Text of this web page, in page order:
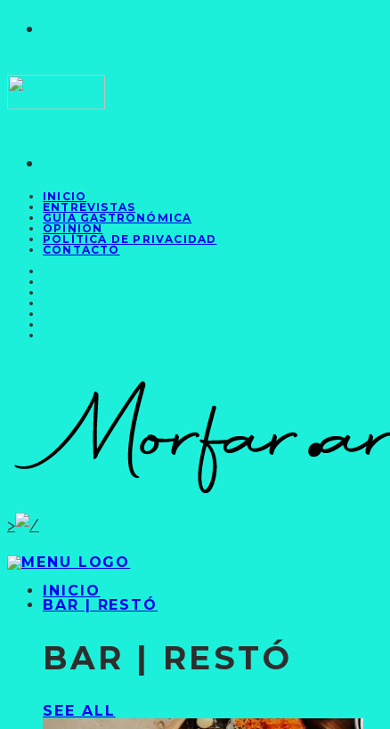
INICIO
ENTREVISTAS
GUÍA GASTRONÓMICA
OPINIÓN
POLÍTICA DE PRIVACIDAD
CONTACTO
>
INICIO
BAR | RESTÓ
BAR | RESTÓ
SEE ALL